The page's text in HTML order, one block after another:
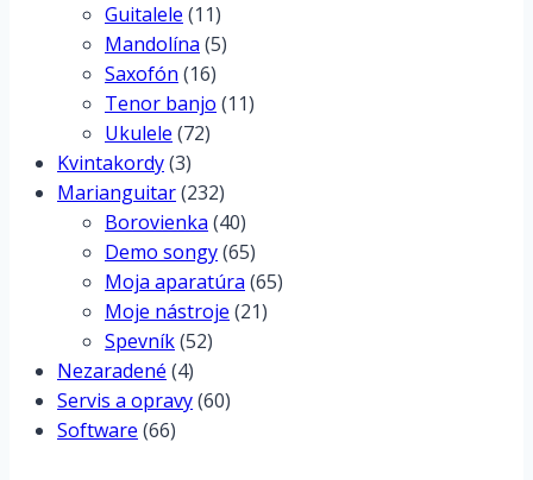
Guitalele (11)
Mandolína (5)
Saxofón (16)
Tenor banjo (11)
Ukulele (72)
Kvintakordy(3)
Marianguitar(232)
Borovienka (40)
Demo songy(65)
Moja aparatúra (65)
Moje nástroje (21)
Spevník(52)
Nezaradené (4)
Servis a opravy(60)
Software (66)